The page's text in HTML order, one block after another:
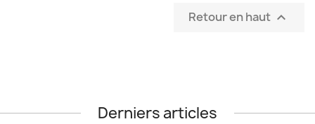
Retour en haut 
Derniers articles